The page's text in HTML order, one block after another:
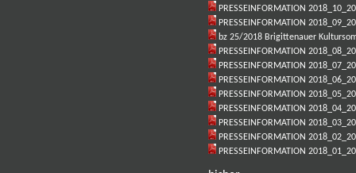
PRESSEINFORMATION 2018_10_20
PRESSEINFORMATION 2018_09_20
bz 25/2018 Brigittenauer
PRESSEINFORMATION 2018_08_20
PRESSEINFORMATION 2018_07_20
PRESSEINFORMATION 2018_06_20
PRESSEINFORMATION 2018_05_20
PRESSEINFORMATION 2018_04_20
PRESSEINFORMATION 2018_03_20
PRESSEINFORMATION 2018_02_20
PRESSEINFORMATION 2018_01_20